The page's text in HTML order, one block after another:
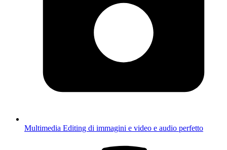
Multimedia Editing di immagini e video e audio perfetto